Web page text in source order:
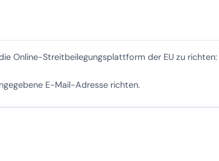
Online-Streitbeilegungsplattform der EU zu richten:
E-Mail-Adresse richten.